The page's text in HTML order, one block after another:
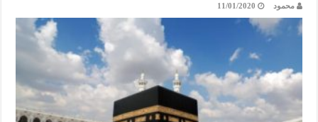
محمود 11/01/2020